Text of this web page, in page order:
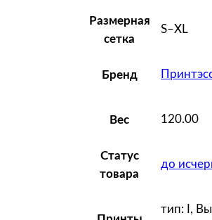
Размерная
сетка
S–XL
Бренд
Вес 120.00
Статус
товара
до
тип: I,